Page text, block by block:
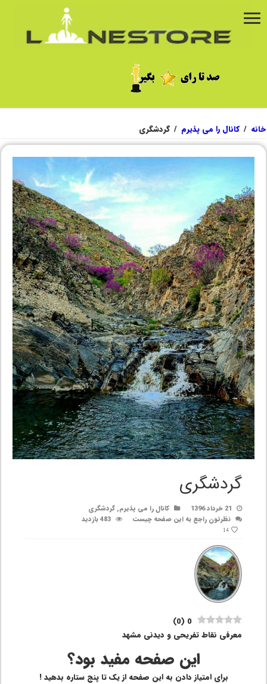
خانه / کانال را می پذیرم / گردشگری
گردشگری
21 خرداد 1396 کانال را می پذیرم,گردشگری
نظرتون راجع به این صفحه چیست
483 بازدید
14
0
(
0
)
معرفی نقاط تفریحی و دیدنی مشهد
این صفحه مفید بود؟
برای امتیاز دادن به این صفحه از یک تا پنج ستاره بدهید !